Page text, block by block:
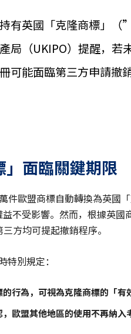
有英國「克隆商標」（
局（UKIPO）提醒，若
可能面臨第三方申請撤
面臨關鍵期限
件歐盟商標自動轉換為英國
不受影響。然而，根據英國
方均可提起撤銷程序。
別規定：
行為，可視為克隆商標的「有
歐盟其他地區的使用不再納入